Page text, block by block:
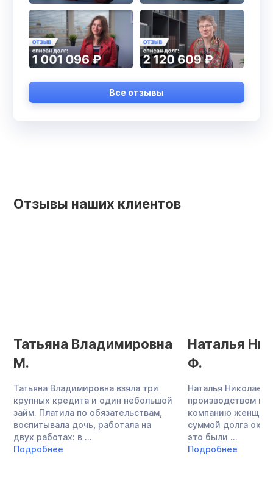
Все отзывы
Отзывы наших клиентов
Татьяна Владимировна
М.
Татьяна Владимировна взяла три
крупных кредита и один небольшой
займ. Платила по обязательствам,
воспитывала дочь, работала на
двух работах: в ...
Подробнее
Наталья
Ф.
Наталья
производством
компанию
суммой долга
это были ...
Подробнее